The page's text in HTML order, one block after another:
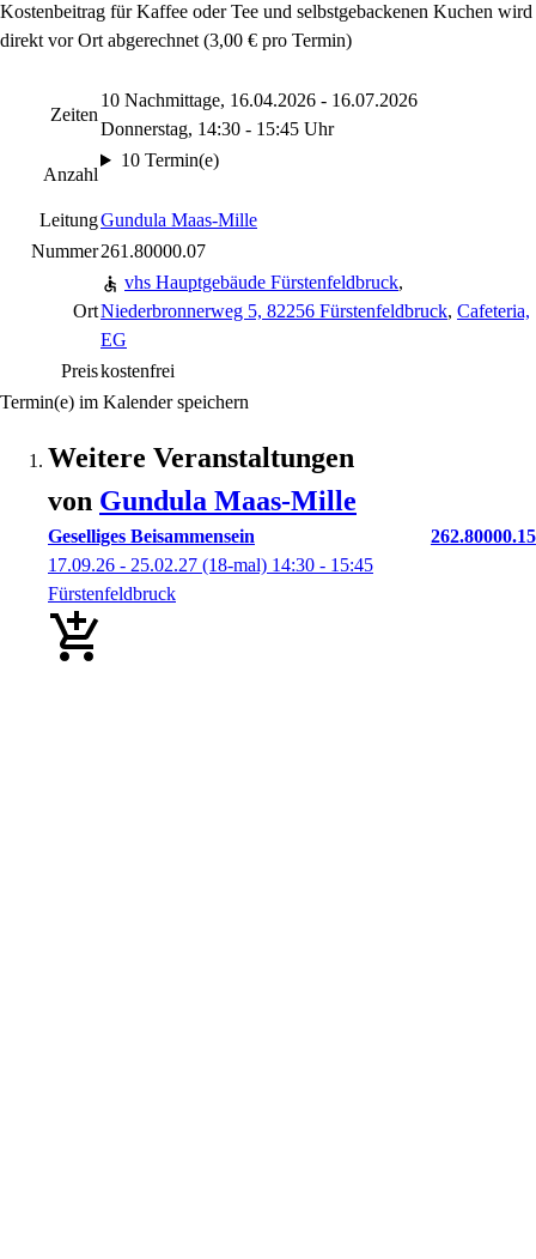
Kostenbeitrag für Kaffee oder Tee und selbstgebackenen Kuchen wird
direkt vor Ort abgerechnet (3,00 € pro Termin)
Zeiten
10 Nachmittage, 16.04.2026 - 16.07.2026
Donnerstag, 14:30 - 15:45 Uhr
Anzahl
10 Termin(e)
LeitungGundula Maas-Mille
Nummer261.80000.07
Ort
vhs Hauptgebäude Fürstenfeldbruck,
Niederbronnerweg 5, 82256 Fürstenfeldbruck, Cafeteria,
EG
Preiskostenfrei
Termin(e) im Kalender speichern
Weitere Veranstaltungen
von Gundula Maas-Mille
Geselliges Beisammensein
262.80000.15
17.09.26 - 25.02.27 (18-mal) 14:30 - 15:45
Fürstenfeldbruck